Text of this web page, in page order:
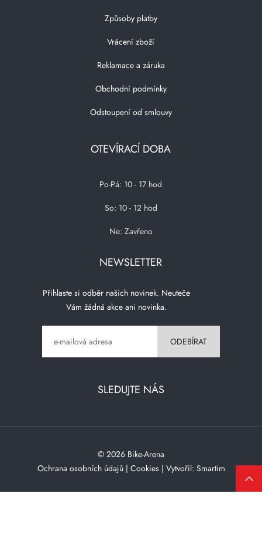
Způsoby platby
Vrácení zboží
Reklamace a záruka
Obchodní podmínky
Odstoupení od smlouvy
OTEVÍRACÍ DOBA
Po-Pá: 10 - 17 hod
So: 10 - 12 hod
Ne: Zavřeno
NEWSLETTER
Přihlaste si odběr našich novinek. Neuteče
Vám žádná akce ani novinka.
SLEDUJTE NÁS
© 2026 Bike-Arena
Ochrana osobních údajů| Cookies| Vytvořil: Smartim